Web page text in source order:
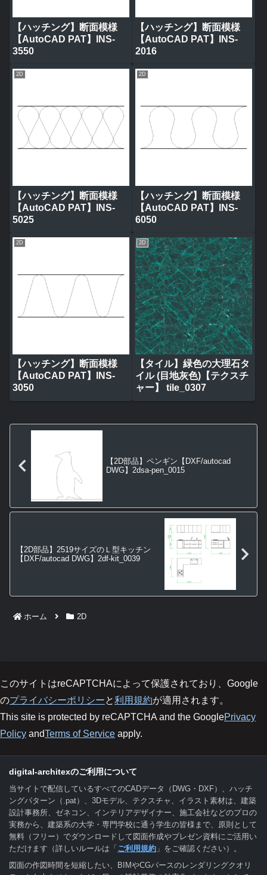
【ハッチング】断面模様
【AutoCAD PAT】INS-
3550
【ハッチング】断面模様
【AutoCAD PAT】INS-
2016
2D
【ハッチング】断面模様
【AutoCAD PAT】INS-
5025
2D
【ハッチング】断面模様
【AutoCAD PAT】INS-
6050
2D
【ハッチング】断面模様
【AutoCAD PAT】INS-
3050
2D
【タイル】緑色の大理石タ
イル (目地灰色)【テクスチ
ャー】 tile_0307
【2D部品】ペンギン【DXF/autocad
DWG】2dsa-pen_0015
【2D部品】2519サイズのＬ型キッチン
【DXF/autocad DWG】2df-kit_0039
ホーム 2D
このサイトはreCAPTCHAによって保護されており、Google
のプライバシーポリシーと利用規約が適用されます。
This site is protected by reCAPTCHA and the GooglePrivacy
Policy andTerms of Service apply.
digital-architexのご利用について
当サイトで配信しているすべてのCADデータ（DWG・DXF）、ハッチ
ングパターン（.pat）、3Dモデル、テクスチャ、イラスト素材は、建築
設計事務所、ゼネコン、インテリアデザイナー、施工会社などのプロの
実務から、建築系の大学・専門学校に通う学生の皆様まで、原則として
無料（フリー）でダウンロードして図面作成やプレゼン資料にご活用い
ただけます（詳しいルールは「 ご利用規約 」をご確認ください）。
図面の作図時間を短縮したい、BIMやCGパースのレンダリングクオリ